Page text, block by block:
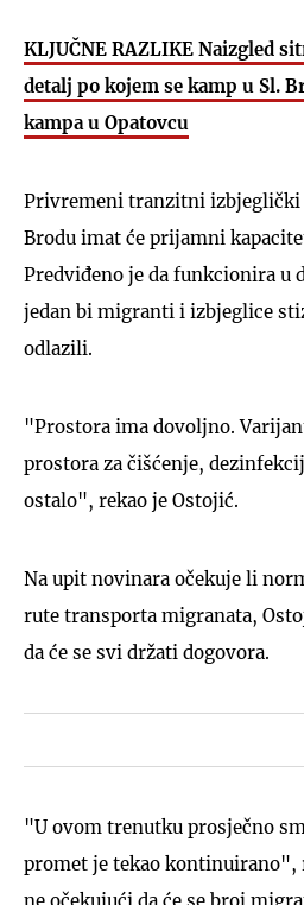
KLJUČNE RAZLIKE Naizgled
detalj po kojem se kamp u Sl.
kampa u Opatovcu
Privremeni tranzitni izbjeglički
Brodu imat će prijamni
Predviđeno je da funkcionira u
jedan bi migranti i izbjeglice
odlazili.
"Prostora ima dovoljno.
prostora za čišćenje,
ostalo", rekao je Ostojić.
Na upit novinara očekuje li
rute transporta migranata,
da će se svi držati dogovora.
"U ovom trenutku prosječno
promet je tekao kontinuirano",
ne očekujući da će se broj